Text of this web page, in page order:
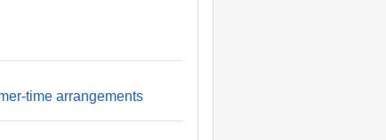
time arrangements